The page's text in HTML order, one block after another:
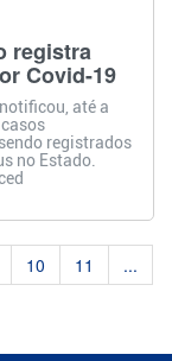
registra
Covid-19
até a
registrados
no Estado.
10 11
...